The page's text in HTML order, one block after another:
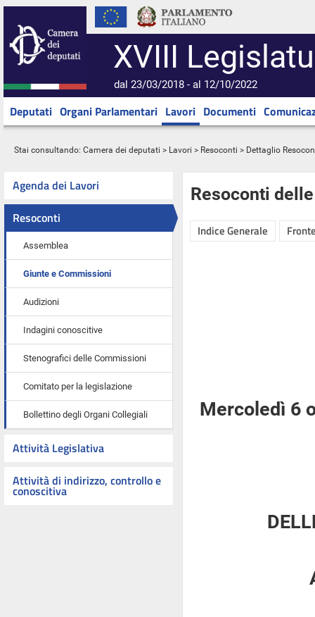
XVIII
dal 23/03/2018 - al 12/10/2022
Deputati Organi Parlamentari Lavori Documenti
Stai consultando: Camera dei deputati > Lavori > Resoconti > Dettaglio
Agenda dei Lavori
Resoconti
Assemblea
Giunte e Commissioni
Audizioni
Indagini conoscitive
Stenografici delle Commissioni
Comitato per la legislazione
Bollettino degli Organi Collegiali
Attività Legislativa
Attività di indirizzo, controllo e
conoscitiva
Resoconti
Indice Generale
Mercoledì 6